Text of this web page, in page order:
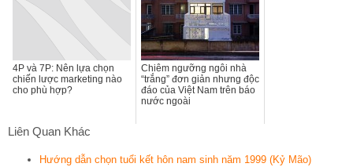
4P và 7P: Nên lựa chọn
chiến lược marketing nào
cho phù hợp?
Chiêm ngưỡng ngôi nhà
“trắng” đơn giản nhưng độc
đáo của Việt Nam trên báo
nước ngoài
Liên Quan Khác
Hướng dẫn chọn tuổi kết hôn nam sinh năm 1999 (Kỷ Mão)